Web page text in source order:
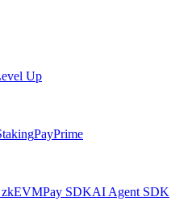
Up
PayPrime
zkEVMPay SDKAI Agent SDK